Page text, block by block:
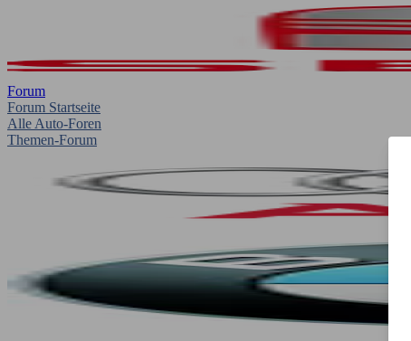
Forum
Forum Startseite
Alle Auto-Foren
Themen-Forum